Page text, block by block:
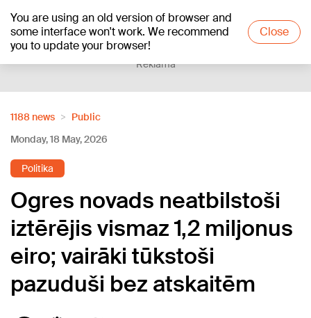
You are using an old version of browser and
some interface won't work. We recommend
you to update your browser!
Close
+12°C
Reklāma
1188 news
Public
Monday, 18 May, 2026
Politika
Ogres novads neatbilstoši
iztērējis vismaz 1,2 miljonus
eiro; vairāki tūkstoši
pazuduši bez atskaitēm